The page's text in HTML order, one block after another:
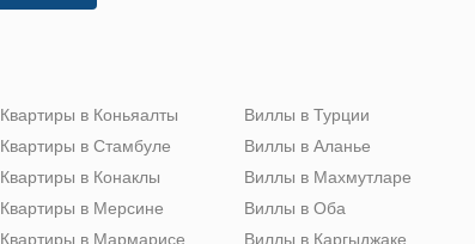
Квартиры в Коньяалты
Квартиры в Стамбуле
Квартиры в Конаклы
Квартиры в Мерсине
Квартиры в Мармарисе
Виллы в Турции
Виллы в Аланье
Виллы в Махмутларе
Виллы в Оба
Виллы в Каргыджаке